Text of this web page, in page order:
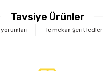
Tavsiye Ürünler
Iç mekan şerit ledler